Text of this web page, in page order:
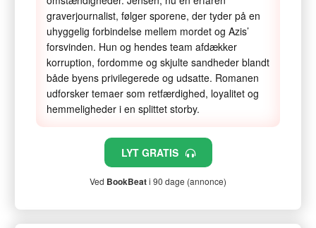
graverjournalist, følger sporene, der tyder på en
uhyggelig forbindelse mellem mordet og Azis’
forsvinden. Hun og hendes team afdækker
korruption, fordomme og skjulte sandheder blandt
både byens privilegerede og udsatte. Romanen
udforsker temaer som retfærdighed, loyalitet og
hemmeligheder i en splittet storby.
LYT GRATIS
Ved BookBeati 90 dage (annonce)